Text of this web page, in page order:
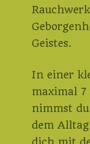
Geistes.
In einer
maximal
nimmst du
dem